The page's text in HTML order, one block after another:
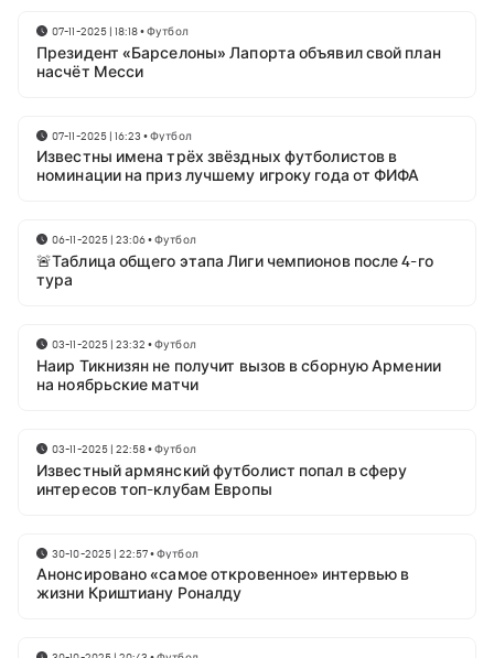
07-11-2025 | 18:18•Футбол
Президент «Барселоны» Лапорта объявил свой план
насчёт Месси
07-11-2025 | 16:23 •Футбол
Известны имена трёх звёздных футболистов в
номинации на приз лучшему игроку года от ФИФА
06-11-2025 | 23:06•Футбол
🚨Таблица общего этапа Лиги чемпионов после 4-го
тура
03-11-2025 | 23:32 •Футбол
Наир Тикнизян не получит вызов в сборную Армении
на ноябрьские матчи
03-11-2025 | 22:58•Футбол
Известный армянский футболист попал в сферу
интересов топ-клубам Европы
30-10-2025 | 22:57•Футбол
Анонсировано «самое откровенное» интервью в
жизни Криштиану Роналду